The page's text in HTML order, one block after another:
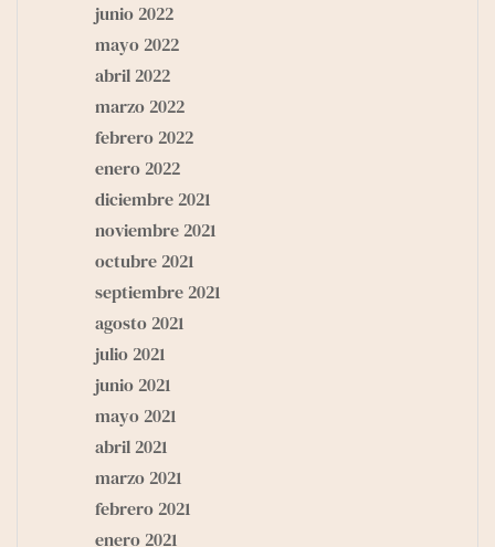
junio 2022
mayo 2022
abril 2022
marzo 2022
febrero 2022
enero 2022
diciembre 2021
noviembre 2021
octubre 2021
septiembre 2021
agosto 2021
julio 2021
junio 2021
mayo 2021
abril 2021
marzo 2021
febrero 2021
enero 2021